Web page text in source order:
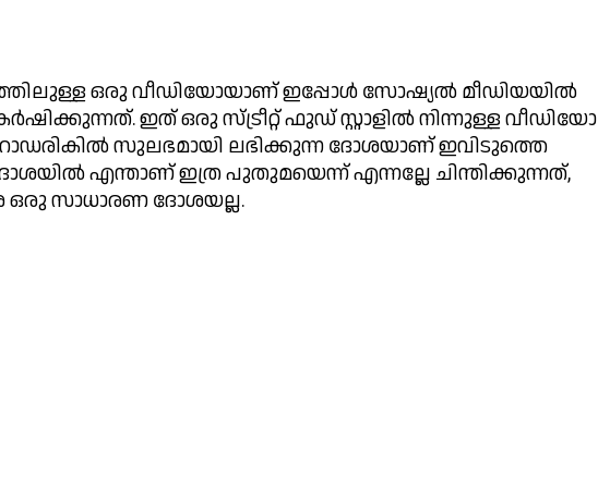
ഒരു വീഡിയോയാണ് ഇപ്പോൾ സോഷ്യൽ മീഡിയയിൽ
ഇത് ഒരു സ്ട്രീറ്റ് ഫുഡ് സ്റ്റാളിൽ നിന്നുള്ള വീഡിയോ
സുലഭമായി ലഭിക്കുന്ന ദോശയാണ് ഇവിടുത്തെ
എന്താണ് ഇത്ര പുതുമയെന്ന് എന്നല്ലേ ചിന്തിക്കുന്നത്,
സാധാരണ ദോശയല്ല.